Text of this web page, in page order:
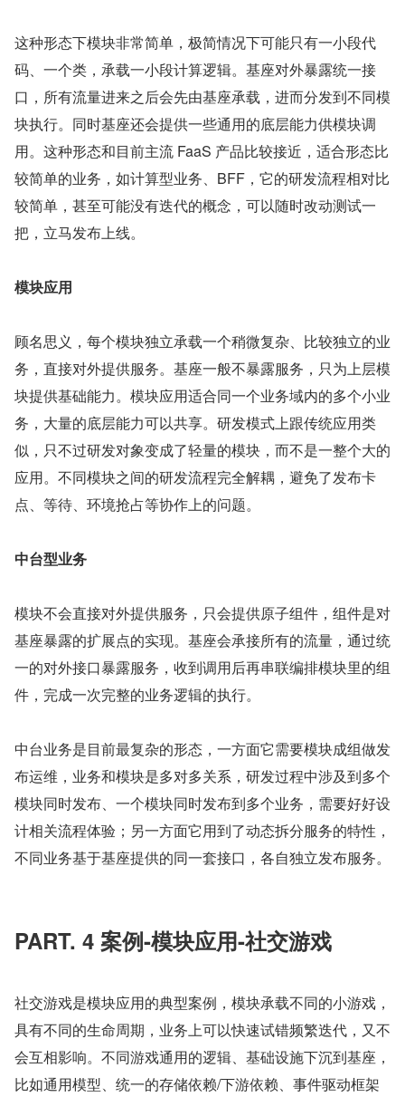
这种形态下模块非常简单，极简情况下可能只有一小段代
码、一个类，承载一小段计算逻辑。基座对外暴露统一接
口，所有流量进来之后会先由基座承载，进而分发到不同模
块执行。同时基座还会提供一些通用的底层能力供模块调
用。这种形态和目前主流 FaaS 产品比较接近，适合形态比
较简单的业务，如计算型业务、BFF，它的研发流程相对比
较简单，甚至可能没有迭代的概念，可以随时改动测试一
把，立马发布上线。
模块应用
顾名思义，每个模块独立承载一个稍微复杂、比较独立的业
务，直接对外提供服务。基座一般不暴露服务，只为上层模
块提供基础能力。模块应用适合同一个业务域内的多个小业
务，大量的底层能力可以共享。研发模式上跟传统应用类
似，只不过研发对象变成了轻量的模块，而不是一整个大的
应用。不同模块之间的研发流程完全解耦，避免了发布卡
点、等待、环境抢占等协作上的问题。
中台型业务
模块不会直接对外提供服务，只会提供原子组件，组件是对
基座暴露的扩展点的实现。基座会承接所有的流量，通过统
一的对外接口暴露服务，收到调用后再串联编排模块里的组
件，完成一次完整的业务逻辑的执行。
中台业务是目前最复杂的形态，一方面它需要模块成组做发
布运维，业务和模块是多对多关系，研发过程中涉及到多个
模块同时发布、一个模块同时发布到多个业务，需要好好设
计相关流程体验；另一方面它用到了动态拆分服务的特性，
不同业务基于基座提供的同一套接口，各自独立发布服务。
PART. 4 案例-模块应用-社交游戏
社交游戏是模块应用的典型案例，模块承载不同的小游戏，
具有不同的生命周期，业务上可以快速试错频繁迭代，又不
会互相影响。不同游戏通用的逻辑、基础设施下沉到基座，
比如通用模型、统一的存储依赖/下游依赖、事件驱动框架